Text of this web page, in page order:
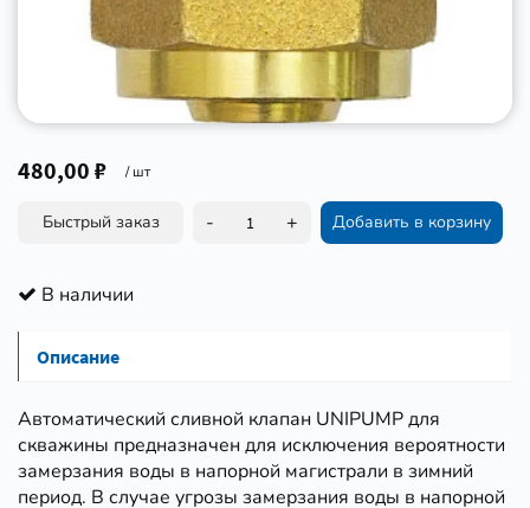
480,00 ₽ / шт
Быстрый заказ - + Добавить в корзину
В наличии
Описание
Автоматический сливной клапан UNIPUMP для
скважины предназначен для исключения вероятности
замерзания воды в напорной магистрали в зимний
период. В случае угрозы замерзания воды в напорной